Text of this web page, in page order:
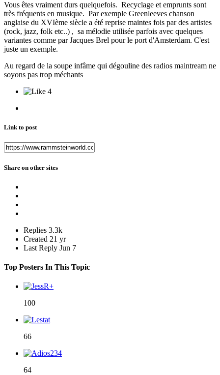
Vous êtes vraiment durs quelquefois. Recyclage et emprunts sont
très fréquents en musique. Par exemple Greenleeves chanson
anglaise du XVIème siècle a été reprise maintes fois par des artistes
(rock, jazz, folk etc..) , sa mélodie utilisée parfois avec quelques
variantes comme par Jacques Brel pour le port d'Amsterdam. C'est
juste un exemple.
Au regard de la soupe infâme qui dégouline des radios maintream ne
soyons pas trop méchants
4
Link to post
Share on other sites
Replies 3.3k
Created 21 yr
Last Reply Jun 7
Top Posters In This Topic
100
66
64